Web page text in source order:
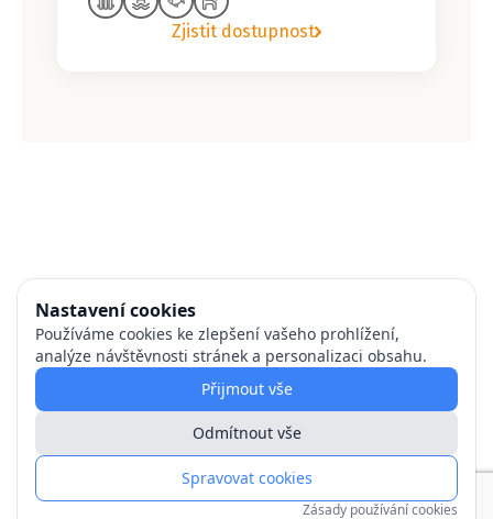
Zjistit dostupnost
Nastavení cookies
Používáme cookies ke zlepšení vašeho prohlížení,
analýze návštěvnosti stránek a personalizaci obsahu.
Přijmout vše
Odmítnout vše
Spravovat cookies
Zásady používání cookies